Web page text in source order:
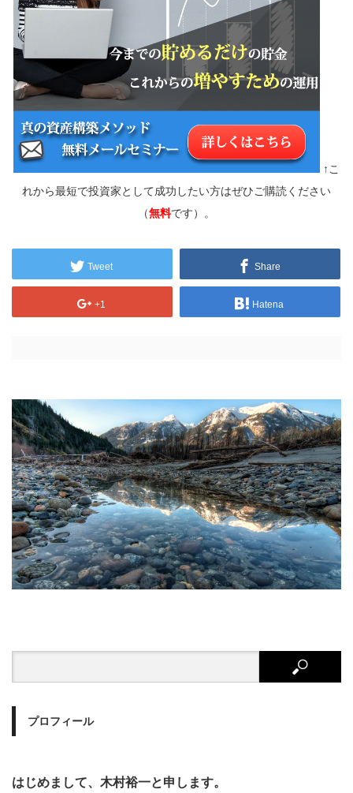
↑こ
れから最短で投資家として成功したい方はぜひご購読ください
（無料です）。
Tweet Share
+1 Hatena
プロフィール
はじめまして、木村裕一と申します。